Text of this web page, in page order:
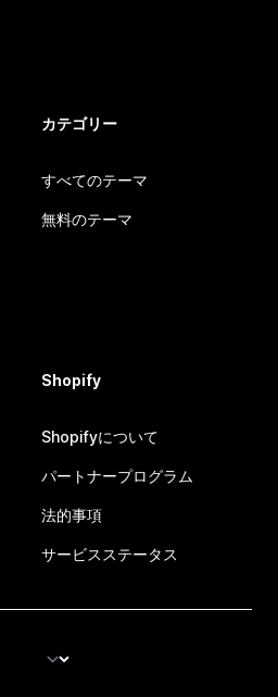
カテゴリー
すべてのテーマ
無料のテーマ
Shopify
Shopifyについて
パートナープログラム
法的事項
サービスステータス